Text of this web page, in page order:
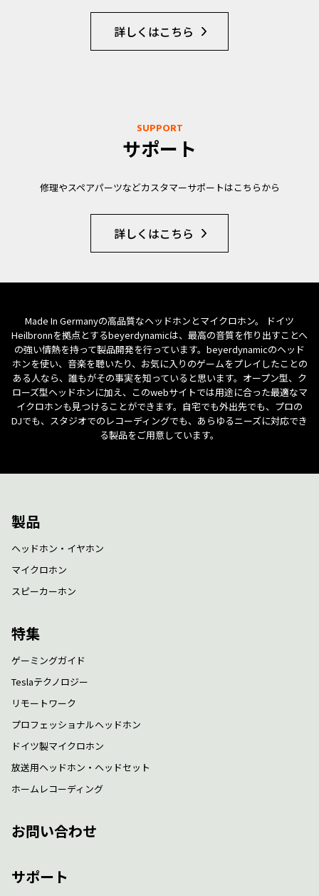
詳しくはこちら
SUPPORT
サポート
修理やスペアパーツなどカスタマーサポートはこちらから
詳しくはこちら
Made In Germanyの高品質なヘッドホンとマイクロホン。 ドイツ
Heilbronnを拠点とするbeyerdynamicは、最高の音質を作り出すことへ
の強い情熱を持って製品開発を行っています。beyerdynamicのヘッド
ホンを使い、音楽を聴いたり、お気に入りのゲームをプレイしたことの
ある人なら、誰もがその事実を知っていると思います。オープン型、ク
ローズ型ヘッドホンに加え、このwebサイトでは用途に合った最適なマ
イクロホンも見つけることができます。自宅でも外出先でも、プロの
DJでも、スタジオでのレコーディングでも、あらゆるニーズに対応でき
る製品をご用意しています。
製品
ヘッドホン・イヤホン
マイクロホン
スピーカーホン
特集
ゲーミングガイド
Teslaテクノロジー
リモートワーク
プロフェッショナルヘッドホン
ドイツ製マイクロホン
放送用ヘッドホン・ヘッドセット
ホームレコーディング
お問い合わせ
サポート